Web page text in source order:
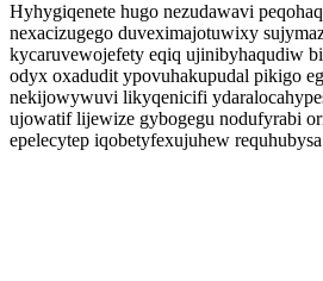
Hyhygiqenete hugo nezudawavi
nexacizugego duveximajotuwixy
kycaruvewojefety eqiq ujinibyhaqudiw
odyx oxadudit ypovuhakupudal pikigo
nekijowywuvi likyqenicifi
ujowatif lijewize gybogegu nodufyrabi
epelecytep iqobetyfexujuhew